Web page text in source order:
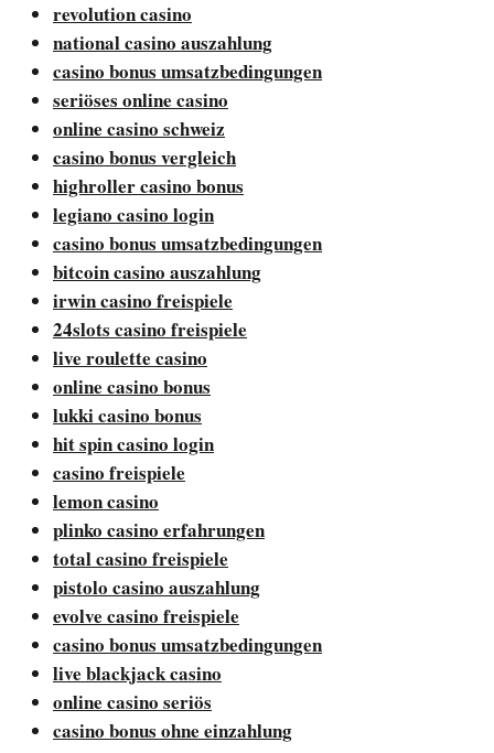
revolution casino
national casino auszahlung
casino bonus umsatzbedingungen
seriöses online casino
online casino schweiz
casino bonus vergleich
highroller casino bonus
legiano casino login
casino bonus umsatzbedingungen
bitcoin casino auszahlung
irwin casino freispiele
24slots casino freispiele
live roulette casino
online casino bonus
lukki casino bonus
hit spin casino login
casino freispiele
lemon casino
plinko casino erfahrungen
total casino freispiele
pistolo casino auszahlung
evolve casino freispiele
casino bonus umsatzbedingungen
live blackjack casino
online casino seriös
casino bonus ohne einzahlung